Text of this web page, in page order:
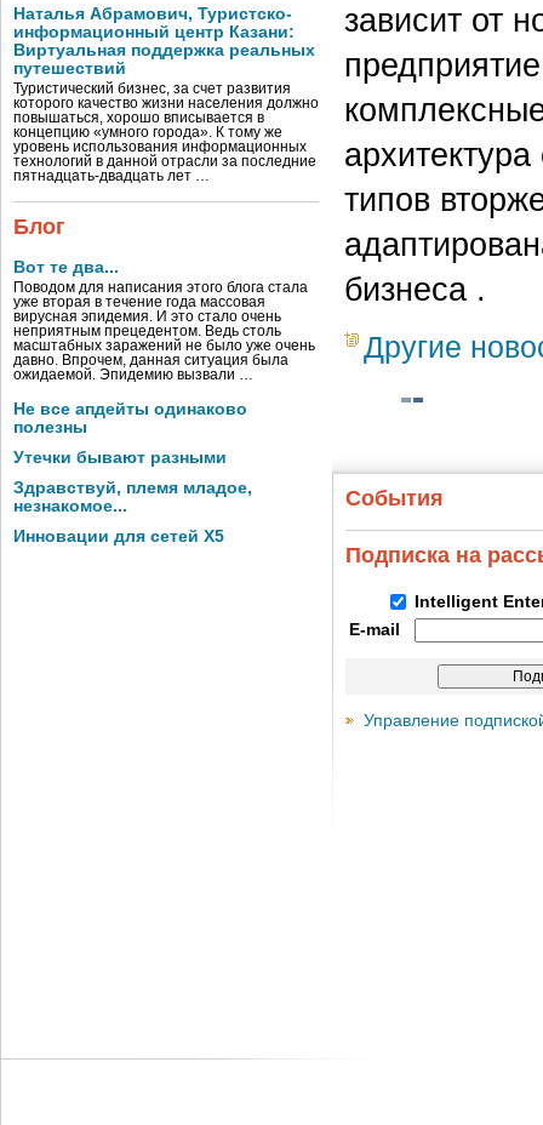
Наталья Абрамович, Туристско-
информационный центр Казани:
Виртуальная поддержка реальных
путешествий
Туристический бизнес, за счет развития
которого качество жизни населения должно
повышаться, хорошо вписывается в
концепцию «умного города». К тому же
уровень использования информационных
технологий в данной отрасли за последние
пятнадцать-двадцать лет …
Блог
Вот те два...
Поводом для написания этого блога стала
уже вторая в течение года массовая
вирусная эпидемия. И это стало очень
неприятным прецедентом. Ведь столь
масштабных заражений не было уже очень
давно. Впрочем, данная ситуация была
ожидаемой. Эпидемию вызвали …
Не все апдейты одинаково
полезны
Утечки бывают разными
Здравствуй, племя младое,
незнакомое...
Инновации для сетей X5
зависит от
типов
бизнеса .
Другие
События
Подписка на
Intelligent
E-mail
Управление